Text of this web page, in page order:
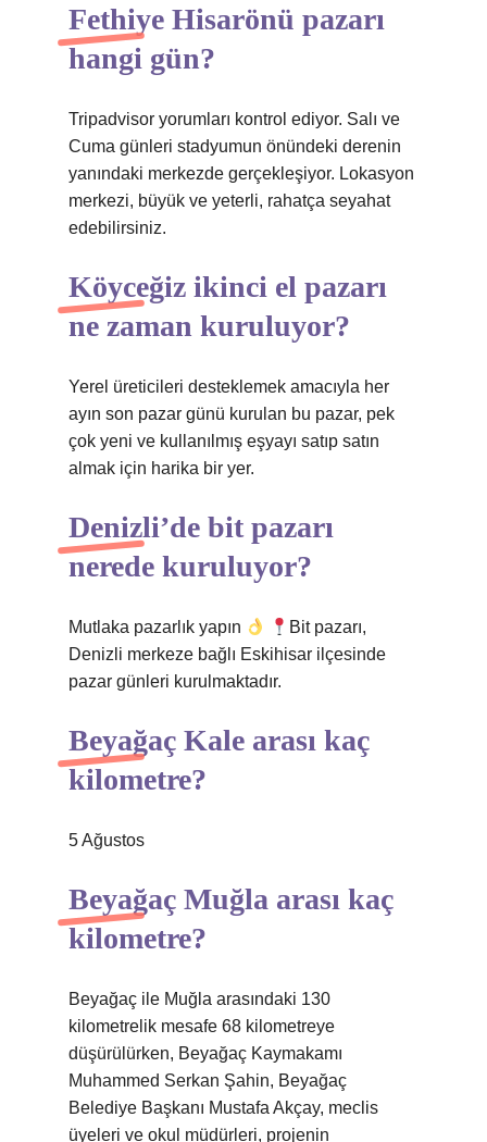
Fethiye Hisarönü pazarı
hangi gün?
Tripadvisor yorumları kontrol ediyor. Salı ve
Cuma günleri stadyumun önündeki derenin
yanındaki merkezde gerçekleşiyor. Lokasyon
merkezi, büyük ve yeterli, rahatça seyahat
edebilirsiniz.
Köyceğiz ikinci el pazarı
ne zaman kuruluyor?
Yerel üreticileri desteklemek amacıyla her
ayın son pazar günü kurulan bu pazar, pek
çok yeni ve kullanılmış eşyayı satıp satın
almak için harika bir yer.
Denizli’de bit pazarı
nerede kuruluyor?
Mutlaka pazarlık yapın
Bit pazarı,
Denizli merkeze bağlı Eskihisar ilçesinde
pazar günleri kurulmaktadır.
Beyağaç Kale arası kaç
kilometre?
5 Ağustos
Beyağaç Muğla arası kaç
kilometre?
Beyağaç ile Muğla arasındaki 130
kilometrelik mesafe 68 kilometreye
düşürülürken, Beyağaç Kaymakamı
Muhammed Serkan Şahin, Beyağaç
Belediye Başkanı Mustafa Akçay, meclis
üyeleri ve okul müdürleri, projenin